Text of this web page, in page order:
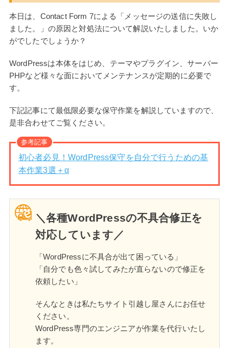
本日は、Contact Form 7による「メッセージの送信に失敗し
ました。」の原因と対処法について解説いたしました。いか
がでしたでしょうか？
WordPressは本体をはじめ、テーマやプラグイン、サーバー
PHPなど様々な面においてメンテナンスが定期的に必要で
す。
下記記事にて最低限必要な保守作業を解説していますので、
是非合わせてご覧ください。
参考記事
初心者必見！WordPress保守を自分で行うための基
本作業3選＋α
＼各種WordPressの不具合修正を
対応しています／
「WordPressに不具合が出て困っている」
「自分でも色々試してみたが直らないので修正を
依頼したい」
そんなときは私たちサイト引越し屋さんにお任せ
ください。
WordPress専門のエンジニアが作業を代行いたし
ます。